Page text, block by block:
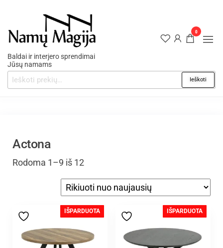
Baldai ir interjero sprendimai
Jūsų namams
Ieškoti
0
Actona
Rodoma 1–9 iš 12
IŠPARDUOTA IŠPARDUOTA